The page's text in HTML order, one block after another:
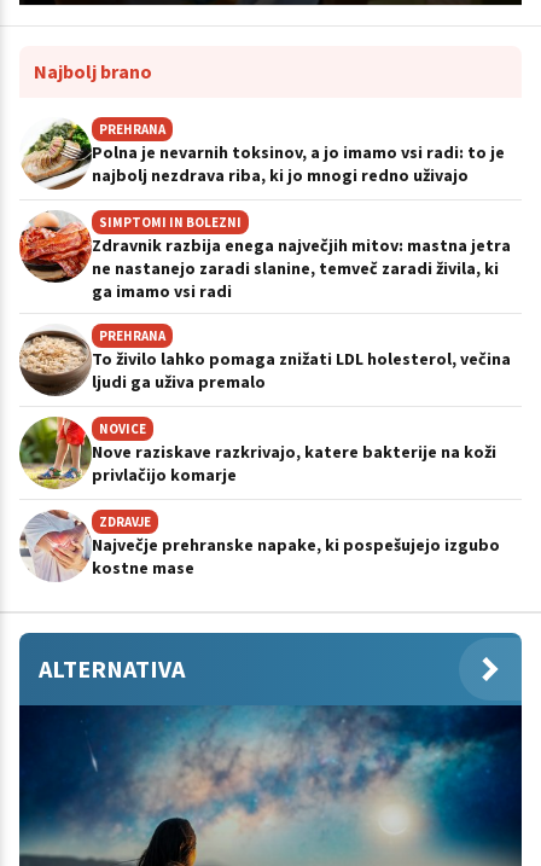
Najbolj brano
PREHRANA
Polna je nevarnih toksinov, a jo imamo vsi radi: to je
najbolj nezdrava riba, ki jo mnogi redno uživajo
SIMPTOMI IN BOLEZNI
Zdravnik razbija enega največjih mitov: mastna jetra
ne nastanejo zaradi slanine, temveč zaradi živila, ki
ga imamo vsi radi
PREHRANA
To živilo lahko pomaga znižati LDL holesterol, večina
ljudi ga uživa premalo
NOVICE
Nove raziskave razkrivajo, katere bakterije na koži
privlačijo komarje
ZDRAVJE
Največje prehranske napake, ki pospešujejo izgubo
kostne mase
ALTERNATIVA